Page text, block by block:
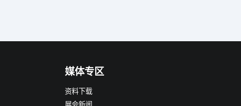
媒体专区
资料下载